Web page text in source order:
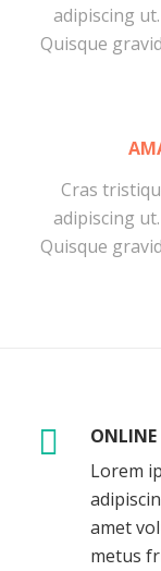
adipiscing
Quisque
Cras
adipiscing
Quisque
ONLINE
Lorem
amet
metus